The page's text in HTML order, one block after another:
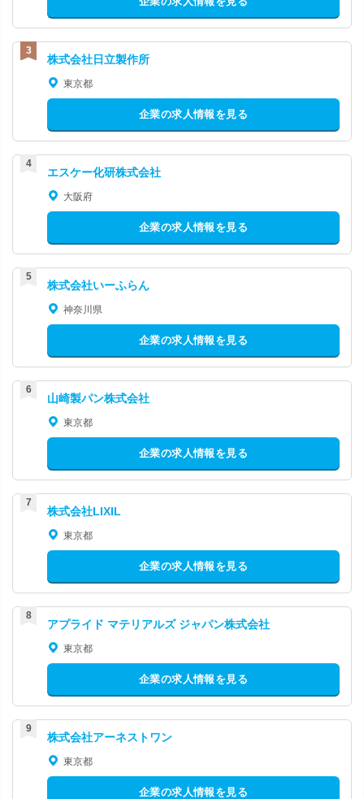
株式会社日立製作所
東京都
企業の求人情報を見る
エスケー化研株式会社
大阪府
企業の求人情報を見る
株式会社いーふらん
神奈川県
企業の求人情報を見る
山崎製パン株式会社
東京都
企業の求人情報を見る
株式会社LIXIL
東京都
企業の求人情報を見る
アプライド マテリアルズ ジャパン株式会社
東京都
企業の求人情報を見る
株式会社アーネストワン
東京都
企業の求人情報を見る